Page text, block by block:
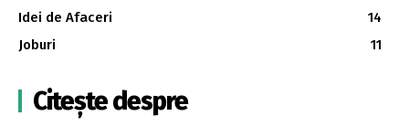
Idei de Afaceri
14
Joburi
11
Citește despre